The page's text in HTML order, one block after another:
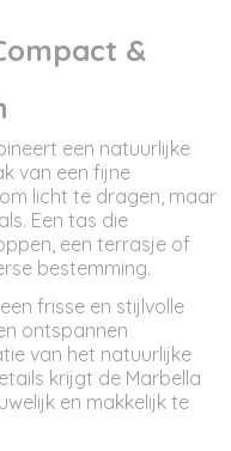
&
een natuurlijke
van een fijne
licht te dragen, maar
Een tas die
een terrasje of
bestemming.
frisse en stijlvolle
ontspannen
van het natuurlijke
krijgt de Marbella
en makkelijk te